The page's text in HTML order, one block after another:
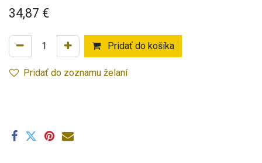
34,87 €
Pridať do košíka
Pridať do zoznamu želaní